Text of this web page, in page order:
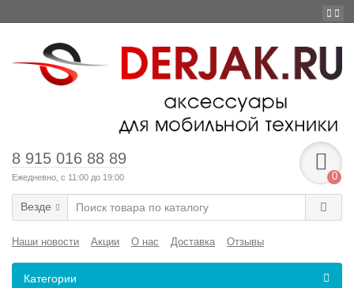
8 915 016 88 89
Ежедневно, с 11:00 до 19:00 0
Везде
Наши новости Акции О нас Доставка Отзывы
Категории